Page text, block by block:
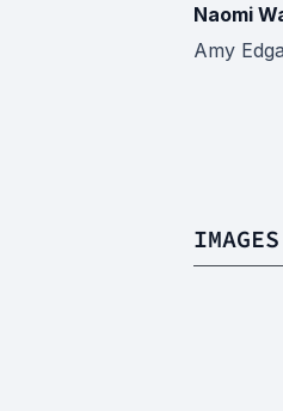
Naomi
Amy
IMAGES